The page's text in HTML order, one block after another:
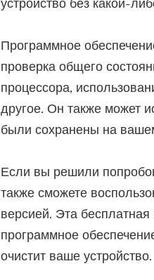
Программное
проверка общего
процессора,
другое. Он также может
были сохранены на
Если вы решили
также сможете
версией. Эта
программное
очистит ваше устройство.